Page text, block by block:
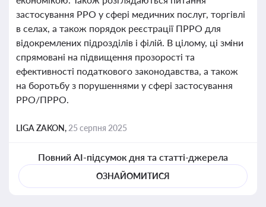
застосування РРО у сфері медичних послуг, торгівлі
в селах, а також порядок реєстрації ПРРО для
відокремлених підрозділів і філій. В цілому, ці зміни
спрямовані на підвищення прозорості та
ефективності податкового законодавства, а також
на боротьбу з порушеннями у сфері застосування
РРО/ПРРО.
LIGA ZAKON, 25 серпня 2025
Повний AI-підсумок дня та статті-джерела
ОЗНАЙОМИТИСЯ